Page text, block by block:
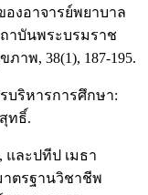
องอาจารย์พยาบาล
าบันพระบรมราช
าพ, 38(1), 187-195.
บริหารการศึกษา:
ทธิ์.
และปทีป เมธา
ตรฐานวิชาชีพ